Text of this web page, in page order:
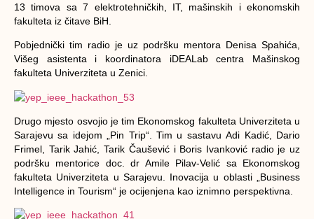
13 timova sa 7 elektrotehničkih, IT, mašinskih i ekonomskih
fakulteta iz čitave BiH.
Pobjednički tim radio je uz podršku mentora Denisa Spahića
Višeg asistenta i koordinatora iDEALab centra Mašinskog
fakulteta Univerziteta u Zenici.
Drugo mjesto osvojio je tim Ekonomskog fakulteta Univerziteta u
Sarajevu sa idejom „Pin Trip“. Tim u sastavuAdi Kadić, Dario
Frimel
Tarik Jahić ,Tarik Čauševići Boris Ivankovićradio je uz
podršku mentorice doc. drAmile Pilav-Velić sa Ekonomskog
fakulteta Univerziteta u Sarajevu. Inovacija u oblasti „Business
Intelligence in Tourism“ je ocijenjena kao iznimno perspektivna.